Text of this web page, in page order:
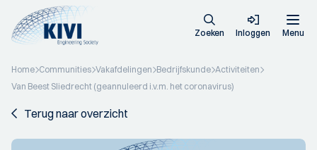
Zoeken Inloggen Menu
Home Communities Vakafdelingen Bedrijfskunde Activiteiten
Van Beest Sliedrecht (geannuleerd i.v.m. het coronavirus)
Terug naar overzicht